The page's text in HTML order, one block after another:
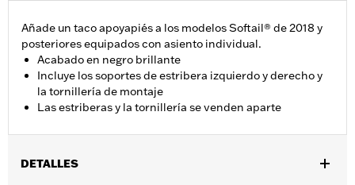
Añade un taco apoyapiés a los modelos Softail® de 2018 y
posteriores equipados con asiento individual.
Acabado en negro brillante
Incluye los soportes de estribera izquierdo y derecho y
la tornillería de montaje
Las estriberas y la tornillería se venden aparte
DETALLES